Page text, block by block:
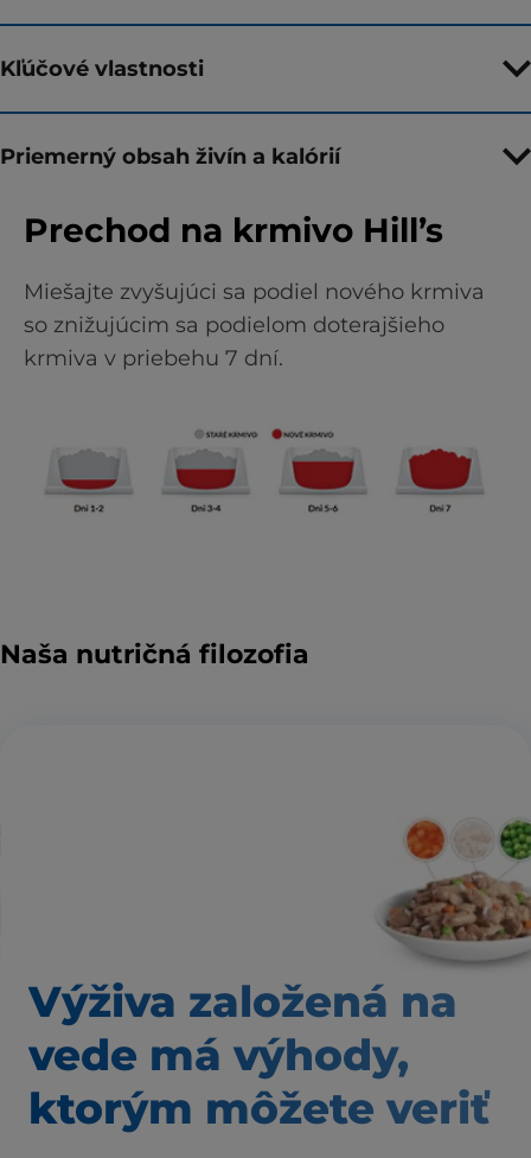
Kľúčové vlastnosti
Priemerný obsah živín a kalórií
Prechod na krmivo Hill’s
Miešajte zvyšujúci sa podiel nového krmiva
so znižujúcim sa podielom doterajšieho
krmiva v priebehu 7 dní.
Naša nutričná filozofia
Výživa založená na
vede má výhody,
ktorým môžete veriť